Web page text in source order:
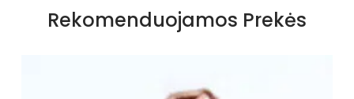
Rekomenduojamos Prekės